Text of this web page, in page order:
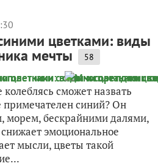
цветками: виды
мечты 58
сможет назвать
синий? Он
морем, бескрайними далями,
эмоциональное
мысли, цветы такой